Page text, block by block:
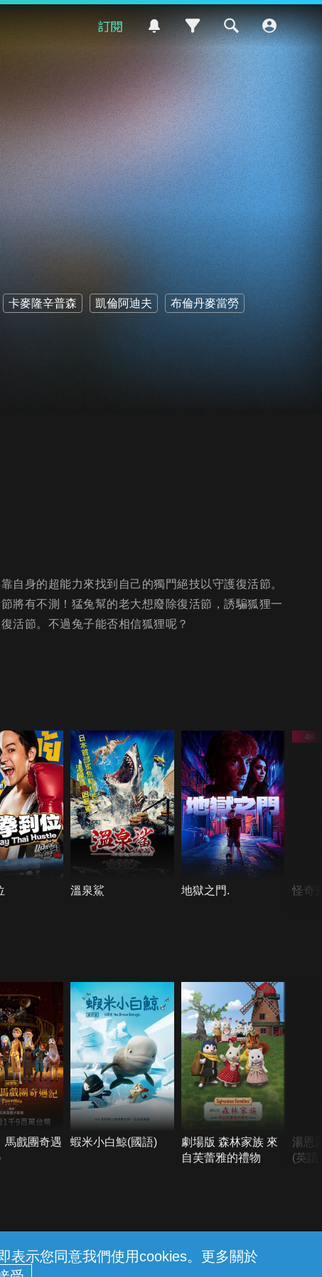
表示您同意我們使用cookies。更多關於
訂閱
卡麥隆辛普森 凱倫阿迪夫
布倫丹麥當勞
自身的超能力來找到自己的獨門絕技以守護復活節。
將有不測！猛兔幫的老大想廢除復活節，誘騙狐狸一
活節。不過兔子能否相信狐狸呢？
溫泉鯊 地獄之門. 怪奇
馬戲團奇遇
蝦米小白鯨(國語)
劇場版 森林家族 來
自芙蕾雅的禮物
湯恩
(英語)